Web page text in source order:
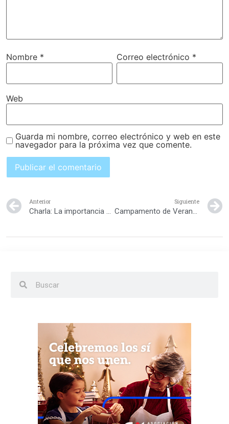
Nombre * Correo electrónico *
Web
Guarda mi nombre, correo electrónico y web en este
navegador para la próxima vez que comente.
Anterior
Charla: La importancia del cuidado de la piel del bebé
Siguiente
Campamento de Verano de la Real Federación Española de Fútbol